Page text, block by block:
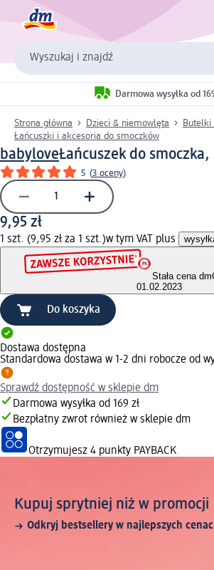
Wyszukaj i znajdź
Darmowa wysyłka od
Strona główna Dzieci & niemowlęta
Butelki
Łańcuszki i akcesoria do smoczków
babyloveŁańcuszek do smoczka,
5 (3 oceny)
9,95 zł
1 szt. (9,95 zł za 1 szt.)w tym VAT plus
Stała cena dm
01.02.2023
Do koszyka
Dostawa dostępna
Standardowa dostawa w 1-2 dni robocze od
Sprawdź dostępność w sklepie dm
Darmowa wysyłka od 169 zł
Bezpłatny zwrot również w sklepie dm
Otrzymujesz 4 punkty PAYBACK
Kupuj sprytniej niż w promocji
Odkryj bestsellery w najlepszych